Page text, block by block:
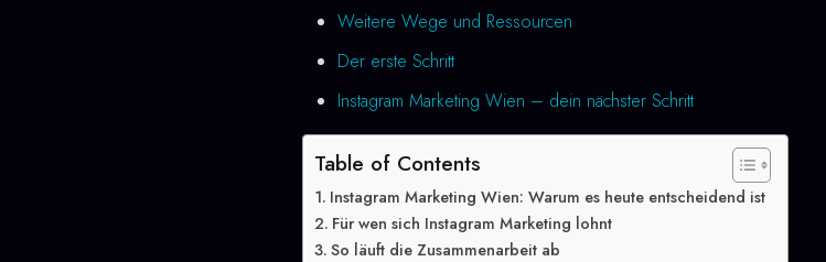
Weitere Wege und Ressourcen
Der erste Schritt
Instagram Marketing Wien – dein nächster Schritt
Table of Contents
Instagram Marketing Wien: Warum es heute entscheidend ist
Für wen sich Instagram Marketing lohnt
So läuft die Zusammenarbeit ab